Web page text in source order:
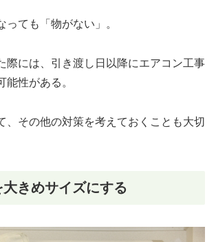
っても「物がない」。
際には、引き渡し日以降にエアコン工事
能性がある。
、その他の対策を考えておくことも大切
きめサイズにする